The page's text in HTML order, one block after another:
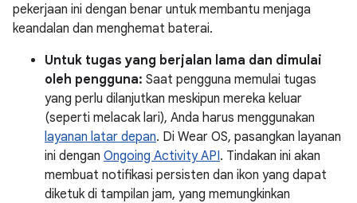
pekerjaan ini dengan benar untuk membantu menjaga
keandalan dan menghemat baterai.
Untuk tugas yang berjalan lama dan dimulai
oleh pengguna: Saat pengguna memulai tugas
yang perlu dilanjutkan meskipun mereka keluar
(seperti melacak lari), Anda harus menggunakan
layanan latar depan. Di Wear OS, pasangkan layanan
ini dengan Ongoing Activity API. Tindakan ini akan
membuat notifikasi persisten dan ikon yang dapat
diketuk di tampilan jam, yang memungkinkan